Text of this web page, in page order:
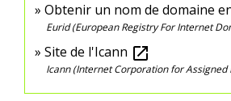
Obtenir un nom de domaine
Eurid (European Registry For Internet
Site de l'Icann open_in_new
Icann (Internet Corporation for